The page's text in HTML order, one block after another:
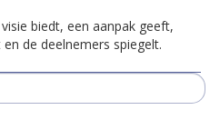
biedt, een aanpak geeft,
de deelnemers spiegelt.